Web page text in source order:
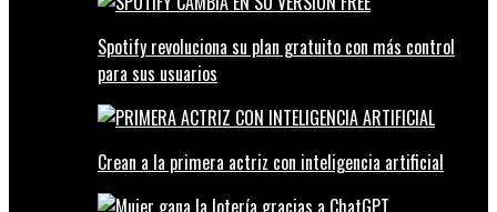
Spotify revoluciona su plan gratuito con más control
para sus usuarios
Crean a la primera actriz con inteligencia artificial